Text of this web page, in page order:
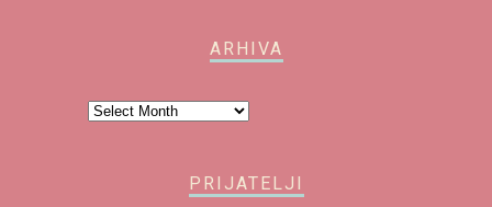
ARHIVA
Arhiva
PRIJATELJI